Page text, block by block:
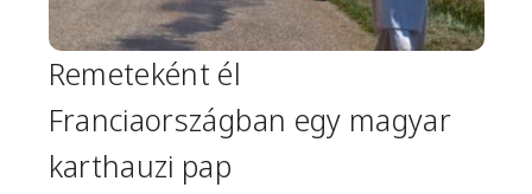
Remeteként él
Franciaországban egy magyar
karthauzi pap